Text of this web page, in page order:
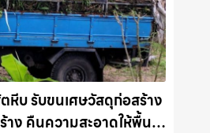
บ รับขนเศษวัสดุก่อสร้าง
าง คืนความสะอาดให้พื้นที่